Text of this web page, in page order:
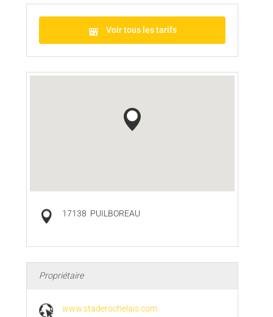
Voir tous les tarifs
17138 PUILBOREAU
Propriétaire
www.staderochelais.com